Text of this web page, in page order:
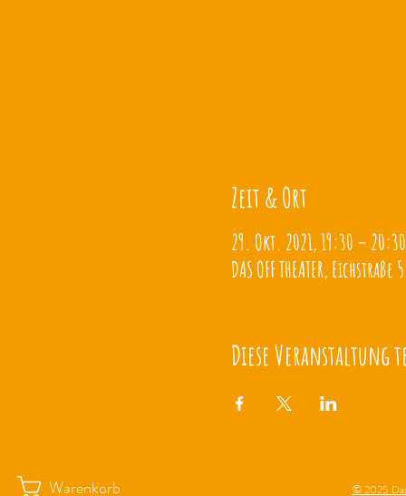
Zeit & Ort
29. Okt. 2021, 19:30 – 20:30
DAS OFF THEATER,
Diese Veranstaltung
Warenkorb © 2025